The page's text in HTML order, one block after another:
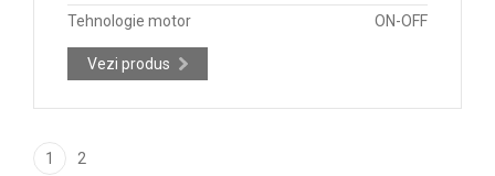
Tehnologie motor
ON-OFF
Vezi produs
1 2